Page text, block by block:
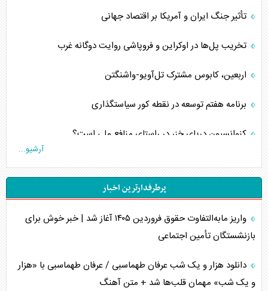
تأثیر جنگ ایران و آمریکا بر اقتصاد جهانی
تخریب پل‌ها در اوکراین و فروپاشی روایت دوگانه غرب
اربعین، کابوس مشترک تل‌آویو-واشنگتن
برنامه هفتم توسعه در نقطه کور سیاستگذاری
کنوانسیون دریای خزر در راستای منافع ملی است؟
اهمیت راهبردی اردن برای آمریکا
پیام، ظرفیت بالفعل‌نشده تجارت ایران
ترامپ و توهم خلع سلاح حماس
آرشیو...
پرطرفدارترین اخبار
واریز مابه‌التفاوت حقوق فروردین ۱۴۰۵ آغاز شد | خبر خوش برای
بازنشستگان تأمین اجتماعی
دانلود هزار و یک شب عرفان طهماسبی / عرفان طهماسبی با «هزار
و یک شب» مهمان قلب‌ها شد + متن آهنگ